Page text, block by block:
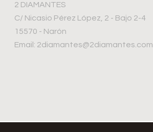
2 DIAMANTES
C/ Nicasio Pérez López, 2 - Bajo 2-4
15570 - Narón
Email: 2diamantes@2diamantes.com